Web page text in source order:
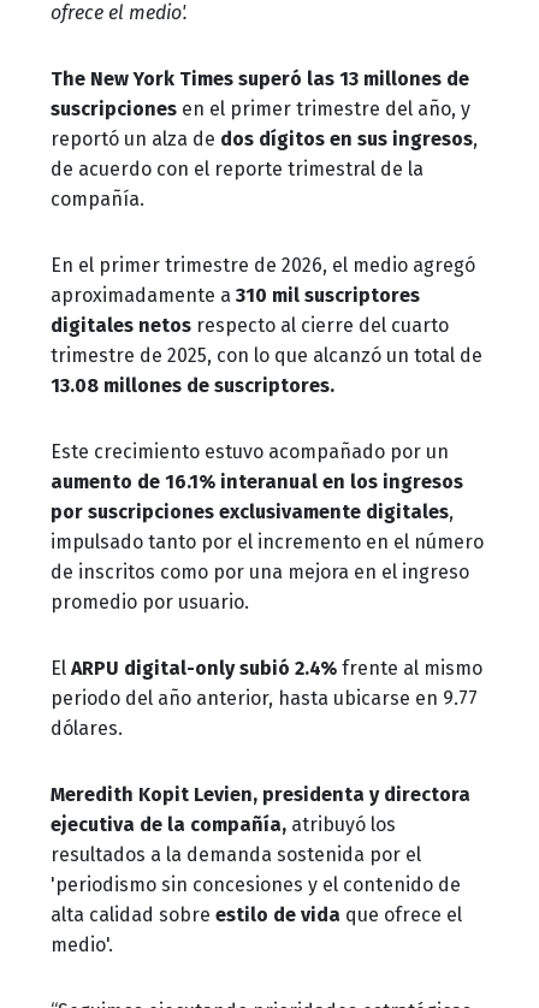
ofrece el medio'.
The New York Times superó las 13 millones de
suscripciones en el primer trimestre del año, y
reportó un alza de dos dígitos en sus ingresos,
de acuerdo con el reporte trimestral de la
compañía.
En el primer trimestre de 2026, el medio agregó
aproximadamente a 310 mil suscriptores
digitales netos respecto al cierre del cuarto
trimestre de 2025, con lo que alcanzó un total de
13.08 millones de suscriptores.
Este crecimiento estuvo acompañado por un
aumento de 16.1% interanual en los ingresos
por suscripciones exclusivamente digitales,
impulsado tanto por el incremento en el número
de inscritos como por una mejora en el ingreso
promedio por usuario.
El ARPU digital-only subió 2.4% frente al mismo
periodo del año anterior, hasta ubicarse en 9.77
dólares.
Meredith Kopit Levien, presidenta y directora
ejecutiva de la compañía, atribuyó los
resultados a la demanda sostenida por el
'periodismo sin concesiones y el contenido de
alta calidad sobre estilo de vida que ofrece el
medio'.